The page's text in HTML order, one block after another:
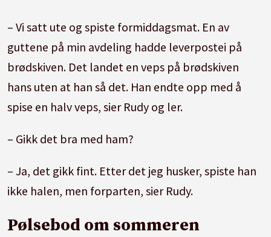
– Vi satt ute og spiste formiddagsmat. En av
guttene på min avdeling hadde leverpostei på
brødskiven. Det landet en veps på brødskiven
hans uten at han så det. Han endte opp med å
spise en halv veps, sier Rudy og ler.
– Gikk det bra med ham?
– Ja, det gikk fint. Etter det jeg husker, spiste han
ikke halen, men forparten, sier Rudy.
Pølsebod om sommeren